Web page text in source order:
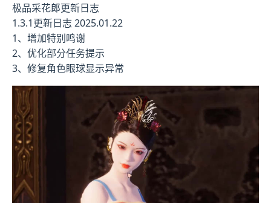
极品采花郎更新日志
1.3.1更新日志 2025.01.22
1、增加特别鸣谢
2、优化部分任务提示
3、修复角色眼球显示异常